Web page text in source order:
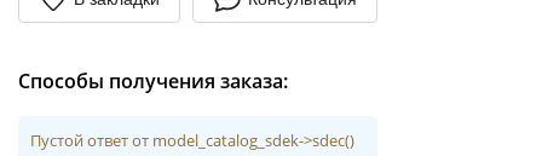
Способы получения заказа:
Пустой ответ от model_catalog_sdek->sdec()